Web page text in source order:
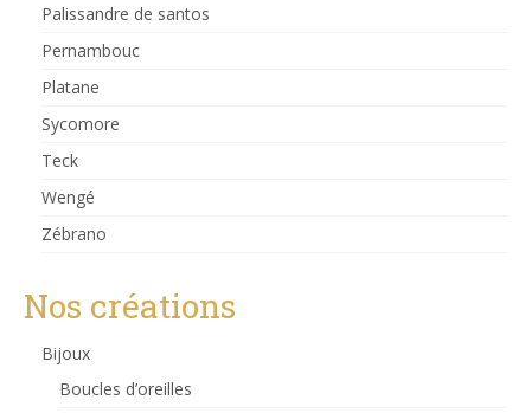
Palissandre de santos
Pernambouc
Platane
Sycomore
Teck
Wengé
Zébrano
Nos créations
Bijoux
Boucles d’oreilles